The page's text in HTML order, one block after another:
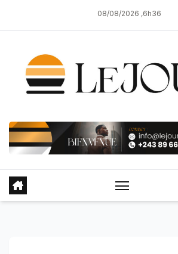
08/08/2026 ,6h36